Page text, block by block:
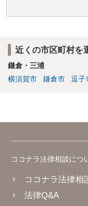
せん。裁判所として
い可能性もあります
近くの市区町村を
鎌倉・三浦
横須賀市
鎌倉市 逗子
ココナラ法律相談につ
ココナラ法律相
法律Q&A